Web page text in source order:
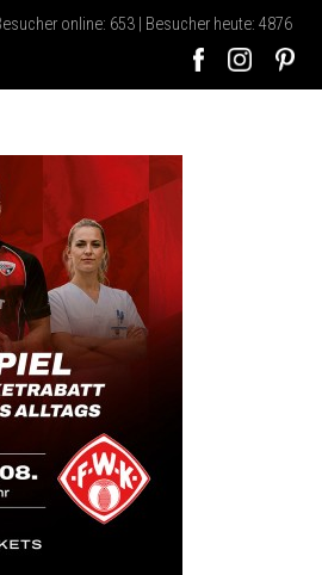
online: 653 | Besucher heute: 4876